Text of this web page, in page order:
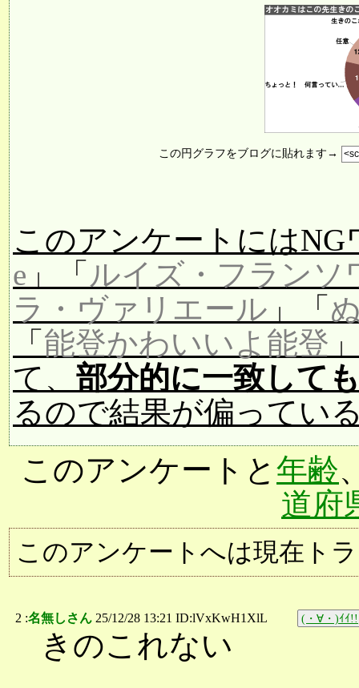
この円グラフをブログに貼れます→
このアンケートにはNG
e 」「 ルイズ・フランソ
ラ・ヴァリエール 」「
「 能登かわいいよ能登
て、 部分的に一致して
るので結果が偏ってい
このアンケートと 年齢
道府
このアンケートへは現在ト
2 :名無しさん 25/12/28 13:21 ID:lVxKwH1XlL (・∀・)ｲｲ!!
きのこれない